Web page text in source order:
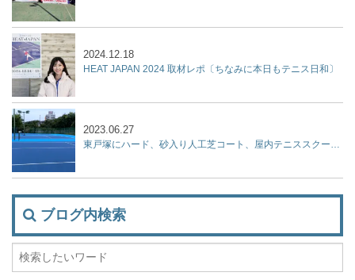
HEAT JAPAN 2024 取材レポ〔ちなみに本日もテニス日和〕
2024.12.18
東戸塚にハード、砂入り人工芝コート、屋内テニススクール、フットサルコートを集結させた『KPI PARK』が７月9日オープン！
2023.06.27
ブログ内検索